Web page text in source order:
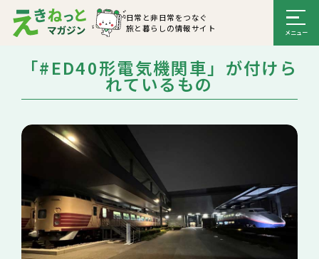
日常と非日常をつなぐ
旅と暮らしの情報サイト
「#ED40形電気機関車」が付けら
れているもの